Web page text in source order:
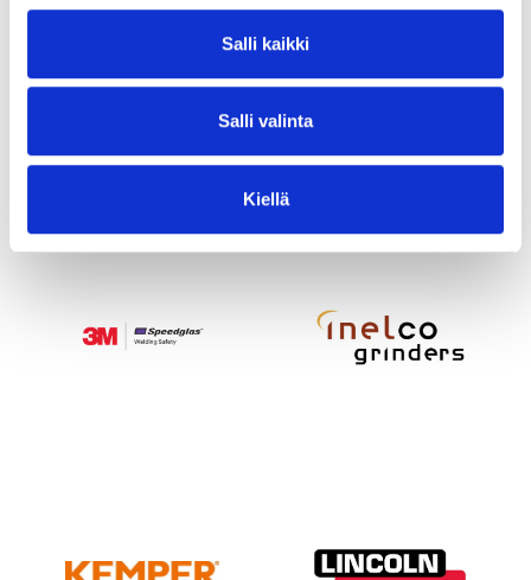
Salli kaikki
Salli valinta
Kiellä